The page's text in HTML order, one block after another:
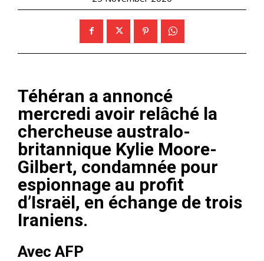
Téhéran a annoncé
mercredi avoir relâché la
chercheuse australo-
britannique Kylie Moore-
Gilbert, condamnée pour
espionnage au profit
d’Israël, en échange de trois
Iraniens.
Avec AFP